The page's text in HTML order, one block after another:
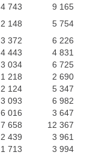
4 743
9 165
2 148
5 754
3 372
6 226
4 443
4 831
3 034
6 725
1 218
2 690
2 124
5 347
3 093
6 982
6 016
3 647
7 658
12 367
2 439
3 961
1 713
3 994